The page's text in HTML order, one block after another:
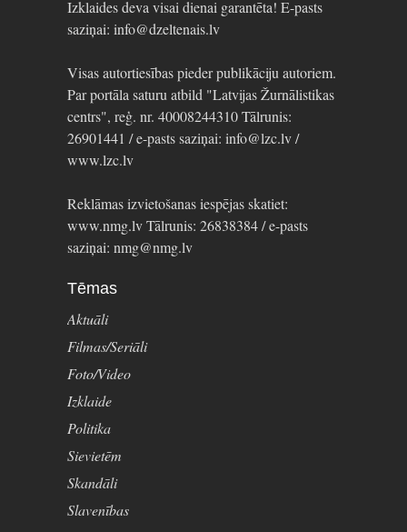
Izklaides deva visai dienai garantēta! E-pasts
saziņai: info@dzeltenais.lv
Visas autortiesības pieder publikāciju autoriem.
Par portāla saturu atbild "Latvijas Žurnālistikas
centrs", reģ. nr. 40008244310 Tālrunis:
26901441 / e-pasts saziņai: info@lzc.lv /
www.lzc.lv
Reklāmas izvietošanas iespējas skatiet:
www.nmg.lv Tālrunis: 26838384 / e-pasts
saziņai: nmg@nmg.lv
Tēmas
Aktuāli
Filmas/Seriāli
Foto/Video
Izklaide
Politika
Sievietēm
Skandāli
Slavenības